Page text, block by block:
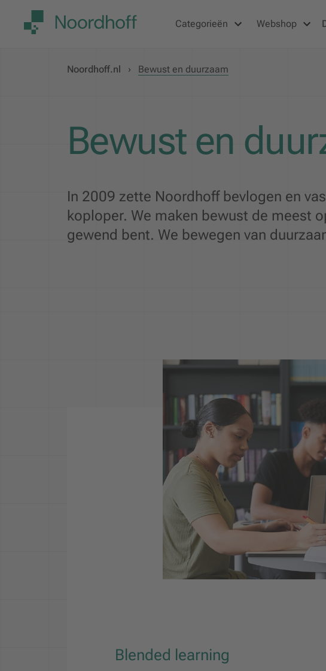
Categorieën Webshop
Noordhoff.nl › Bewust en duurzaam
Bewust en
In 2009 zette Noordhoff bevlogen en
koploper. We maken bewust de meest
gewend bent. We bewegen van
Blended learning